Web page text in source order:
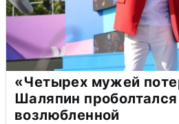
«Четырех мужей
Шаляпин проболтался
возлюбленной